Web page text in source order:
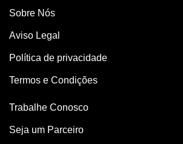
Sobre Nós
Aviso Legal
Política de privacidade
Termos e Condições
Trabalhe Conosco
Seja um Parceiro